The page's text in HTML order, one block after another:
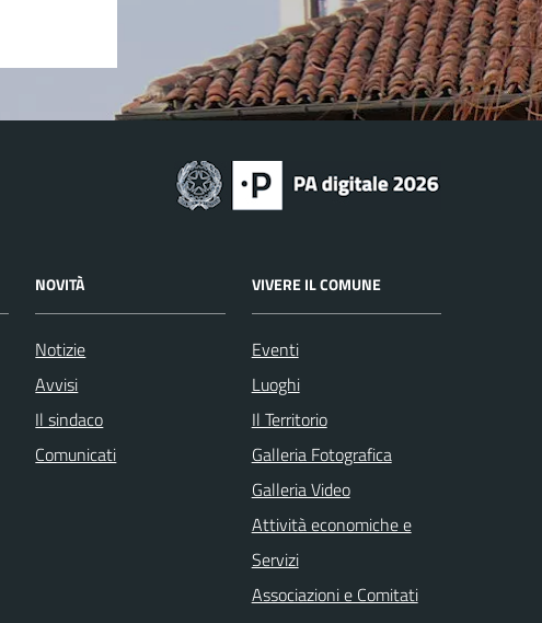
NOVITÀ
Notizie
Avvisi
Il sindaco
Comunicati
VIVERE IL COMUNE
Eventi
Luoghi
Il Territorio
Galleria Fotografica
Galleria Video
Attività economiche e
Servizi
Associazioni e Comitati